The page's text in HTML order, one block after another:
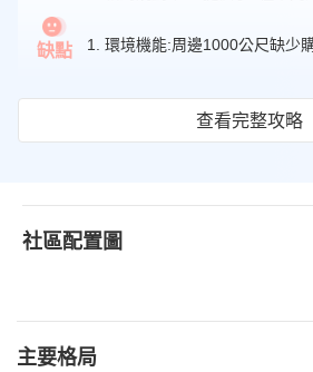
缺點
查看完整攻略
社區配置圖
主要格局